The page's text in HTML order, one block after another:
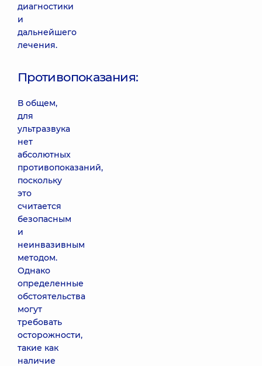
диагностики
и
дальнейшего
лечения.
Противопоказания:
В общем,
для
ультразвука
нет
абсолютных
противопоказаний,
поскольку
это
считается
безопасным
и
неинвазивным
методом.
Однако
определенные
обстоятельства
могут
требовать
осторожности,
такие как
наличие